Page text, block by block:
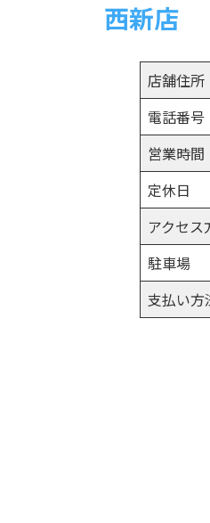
西新店
店舗住所
電話番号
営業時間
定休日
アクセス
駐車場
支払い方